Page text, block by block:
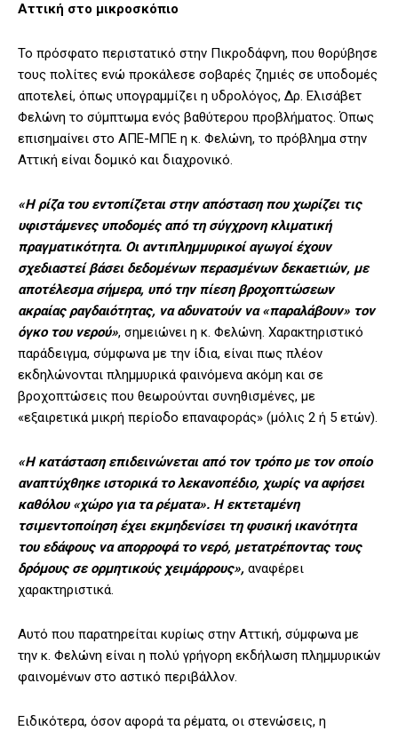
Αττική στο μικροσκόπιο
Το πρόσφατο περιστατικό στην Πικροδάφνη, που θορύβησε
τους πολίτες ενώ προκάλεσε σοβαρές ζημιές σε υποδομές
αποτελεί, όπως υπογραμμίζει η υδρολόγος, Δρ. Ελισάβετ
Φελώνη το σύμπτωμα ενός βαθύτερου προβλήματος. Όπως
επισημαίνει στο ΑΠΕ-ΜΠΕ η κ. Φελώνη, το πρόβλημα στην
Αττική είναι δομικό και διαχρονικό.
«Η ρίζα του εντοπίζεται στην απόσταση που χωρίζει τις
υφιστάμενες υποδομές από τη σύγχρονη κλιματική
πραγματικότητα. Οι αντιπλημμυρικοί αγωγοί έχουν
σχεδιαστεί βάσει δεδομένων περασμένων δεκαετιών, με
αποτέλεσμα σήμερα, υπό την πίεση βροχοπτώσεων
ακραίας ραγδαιότητας, να αδυνατούν να «παραλάβουν» τον
όγκο του νερού», σημειώνει η κ. Φελώνη. Χαρακτηριστικό
παράδειγμα, σύμφωνα με την ίδια, είναι πως πλέον
εκδηλώνονται πλημμυρικά φαινόμενα ακόμη και σε
βροχοπτώσεις που θεωρούνται συνηθισμένες, με
«εξαιρετικά μικρή περίοδο επαναφοράς» (μόλις 2 ή 5 ετών).
«Η κατάσταση επιδεινώνεται από τον τρόπο με τον οποίο
αναπτύχθηκε ιστορικά το λεκανοπέδιο, χωρίς να αφήσει
καθόλου «χώρο για τα ρέματα». Η εκτεταμένη
τσιμεντοποίηση έχει εκμηδενίσει τη φυσική ικανότητα
του εδάφους να απορροφά το νερό, μετατρέποντας τους
δρόμους σε ορμητικούς χειμάρρους», αναφέρει
χαρακτηριστικά.
Αυτό που παρατηρείται κυρίως στην Αττική, σύμφωνα με
την κ. Φελώνη είναι η πολύ γρήγορη εκδήλωση πλημμυρικών
φαινομένων στο αστικό περιβάλλον.
Ειδικότερα, όσον αφορά τα ρέματα, οι στενώσεις, η